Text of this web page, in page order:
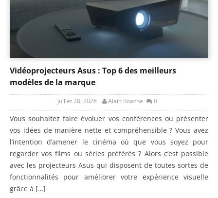
Vidéoprojecteurs Asus : Top 6 des meilleurs
modèles de la marque
juillet 28, 2026 Alain Roache 0
Vous souhaitez faire évoluer vos conférences ou présenter
vos idées de manière nette et compréhensible ? Vous avez
l’intention d’amener le cinéma où que vous soyez pour
regarder vos films ou séries préférés ? Alors c’est possible
avec les projecteurs Asus qui disposent de toutes sortes de
fonctionnalités pour améliorer votre expérience visuelle
grâce à […]